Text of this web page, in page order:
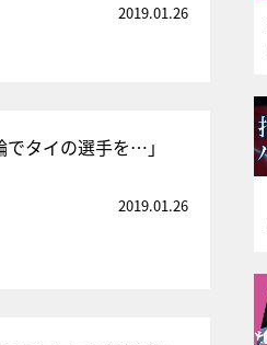
2019.01.26
タイの選手を…」
2019.01.26